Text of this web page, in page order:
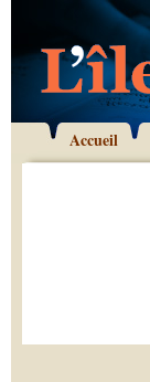
Accueil